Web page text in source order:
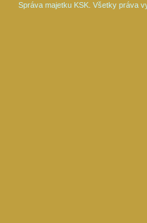
Správa majetku KSK. Všetky práva